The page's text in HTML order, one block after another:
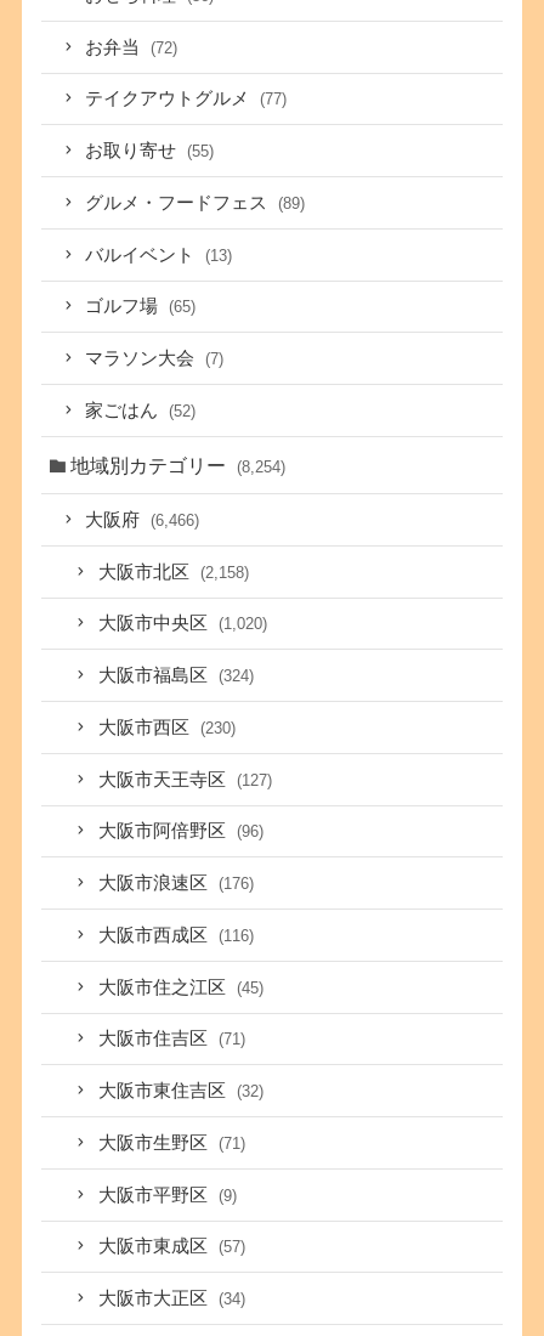
お弁当 (72)
テイクアウトグルメ (77)
お取り寄せ (55)
グルメ・フードフェス (89)
バルイベント (13)
ゴルフ場 (65)
マラソン大会 (7)
家ごはん (52)
地域別カテゴリー (8,254)
大阪府 (6,466)
大阪市北区 (2,158)
大阪市中央区 (1,020)
大阪市福島区 (324)
大阪市西区 (230)
大阪市天王寺区 (127)
大阪市阿倍野区 (96)
大阪市浪速区 (176)
大阪市西成区 (116)
大阪市住之江区 (45)
大阪市住吉区 (71)
大阪市東住吉区 (32)
大阪市生野区 (71)
大阪市平野区 (9)
大阪市東成区 (57)
大阪市大正区 (34)